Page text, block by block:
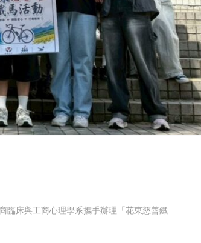
臨床與工商心理學系攜手辦理「花東慈善鐵